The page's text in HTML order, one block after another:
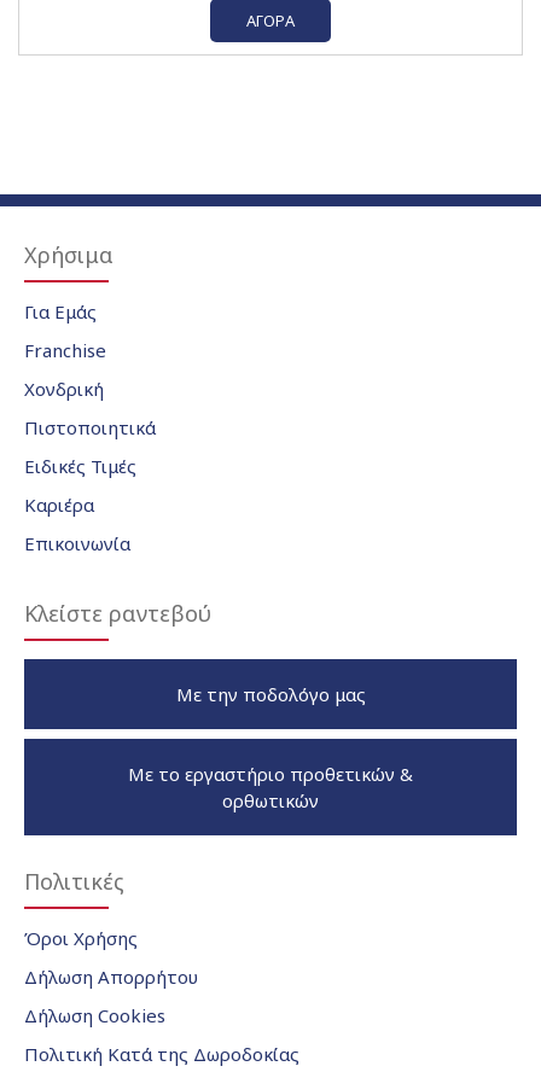
ΑΓΟΡΆ
Χρήσιμα
Για Εμάς
Franchise
Χονδρική
Πιστοποιητικά
Ειδικές Τιμές
Καριέρα
Επικοινωνία
Κλείστε ραντεβού
Με την ποδολόγο μας
Με το εργαστήριο προθετικών &
ορθωτικών
Πολιτικές
Όροι Χρήσης
Δήλωση Απορρήτου
Δήλωση Cookies
Πολιτική Κατά της Δωροδοκίας